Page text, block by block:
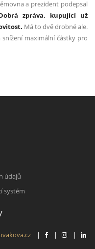
a prezident podepsal
zpráva, kupující už
Má to dvě drobné ale.
maximální částky pro
údajů
systém
| |
|